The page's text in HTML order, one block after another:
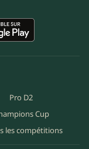
Pro D2
Cup
les compétitions